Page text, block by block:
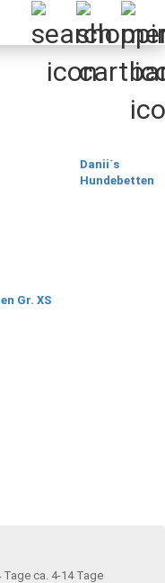
Danii´s
Hundebetten
ca. 4-14 Tage